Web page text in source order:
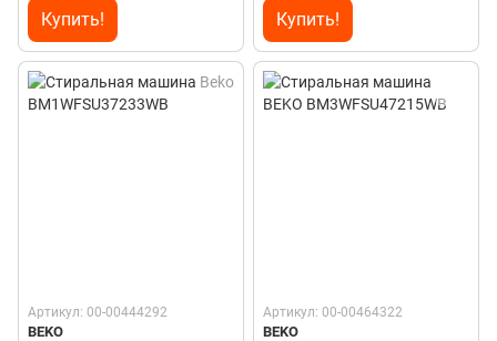
Купить! Купить!
Артикул: 00-00444292
BEKO
Артикул: 00-00464322
BEKO